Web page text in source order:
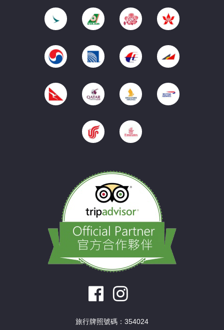
旅行牌照號碼：354024